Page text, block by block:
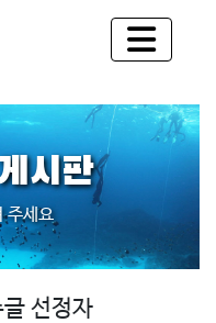
시판
주세요
선정자